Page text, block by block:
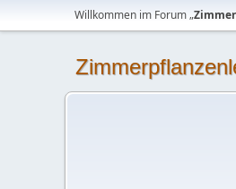
Willkommen im Forum „